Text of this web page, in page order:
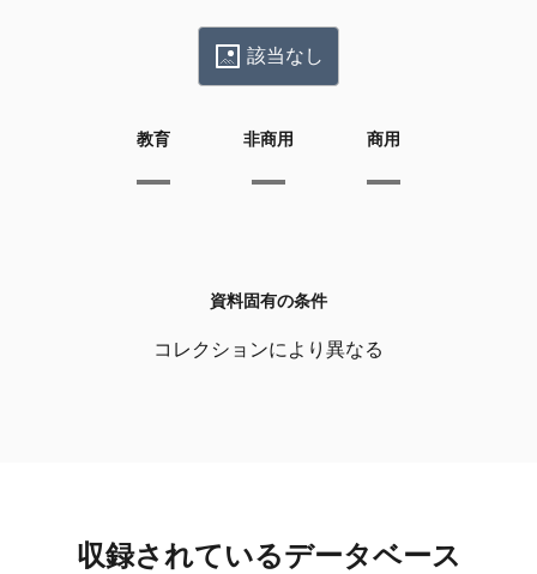
該当なし
教育 非商用 商用
資料固有の条件
コレクションにより異なる
収録されているデータベース